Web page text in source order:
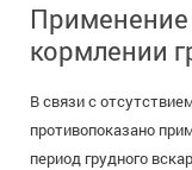
кормлении
В связи с
противопоказано
период грудного